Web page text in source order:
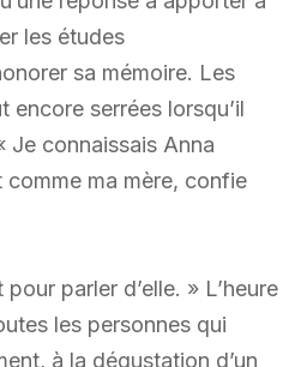
les études
sa mémoire. Les
serrées lorsqu’il
Je connaissais Anna
comme ma mère, confie
parler d’elle. » L’heure
les personnes qui
à la dégustation d’un